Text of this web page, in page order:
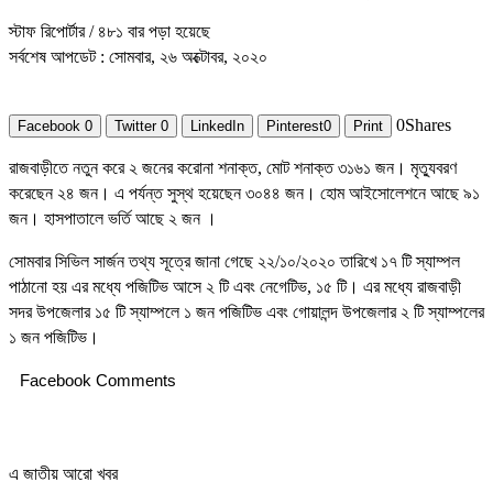
স্টাফ রিপোর্টার/ ৪৮১ বার পড়া হয়েছে
সর্বশেষ আপডেট : সোমবার, ২৬ অক্টোবর, ২০২০
Facebook 0 Twitter 0 LinkedIn Pinterest0 Print 0Shares
রাজবাড়ীতে নতুন করে ২ জনের করোনা শনাক্ত, মোট শনাক্ত ৩১৬১ জন। মৃত্যুবরণ
করেছেন ২৪ জন। এ পর্যন্ত সুস্থ হয়েছেন ৩০৪৪ জন। হোম আইসোলেশনে আছে ৯১
জন। হাসপাতালে ভর্তি আছে ২ জন ।
সোমবার সিভিল সার্জন তথ্য সূত্রে জানা গেছে ২২/১০/২০২০ তারিখে ১৭ টি স্যাম্পল
পাঠানো হয় এর মধ্যে পজিটিভ আসে ২ টি এবং নেগেটিভ, ১৫ টি। এর মধ্যে রাজবাড়ী
সদর উপজেলার ১৫ টি স্যাম্পলে ১ জন পজিটিভ এবং গোয়ালন্দ উপজেলার ২ টি স্যাম্পলের
১ জন পজিটিভ।
Facebook Comments
এ জাতীয় আরো খবর